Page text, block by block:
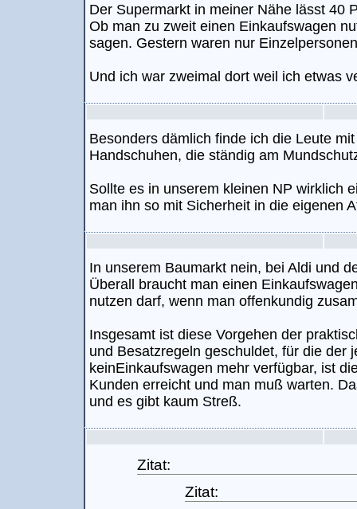
Der Supermarkt in meiner Nähe lässt 40
Ob man zu zweit einen Einkaufswagen
sagen. Gestern waren nur
Und ich war zweimal dort weil ich etwas
Besonders dämlich finde ich die Leute
Handschuhen, die ständig am
Sollte es in unserem kleinen NP wirklich
man ihn so mit Sicherheit in die eigenen
In unserem Baumarkt nein, bei Aldi und
Überall braucht man einen
nutzen darf, wenn man offenkundig
Insgesamt ist diese Vorgehen der
und Besatzregeln geschuldet, für die der
keinEinkaufswagen mehr verfügbar, ist
Kunden erreicht und man muß warten.
und es gibt kaum Streß.
Zitat:
Zitat: